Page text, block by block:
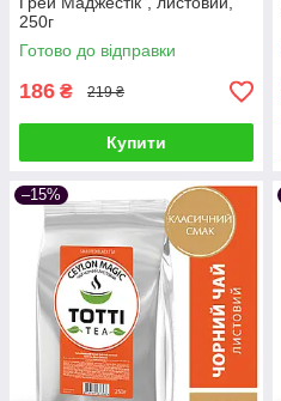
250г
Готово до відправки
186 ₴ 219 ₴
Купити
–15%